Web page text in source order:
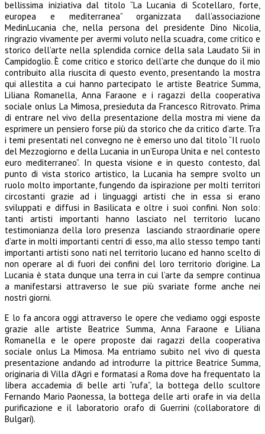
bellissima iniziativa dal titolo “La Lucania di Scotellaro, forte,
europea e mediterranea” organizzata dall’associazione
MedinLucania che, nella persona del presidente Dino Nicolia,
ringrazio vivamente per avermi voluto nella scuadra, come critico e
storico dell’arte nella splendida cornice della sala Laudato Sii in
Campidoglio. È come critico e storico dell’arte che dunque do il mio
contribuito alla riuscita di questo evento, presentando la mostra
qui allestita a cui hanno partecipato le artiste Beatrice Summa,
Liliana Romanella, Anna Faraone e i ragazzi della cooperativa
sociale onlus La Mimosa, presieduta da Francesco Ritrovato. Prima
di entrare nel vivo della presentazione della mostra mi viene da
esprimere un pensiero forse più da storico che da critico d’arte. Tra
i temi presentati nel convegno ne è emerso uno dal titolo “Il ruolo
del Mezzogiorno e della Lucania in un’Europa Unita e nel contesto
euro mediterraneo”. In questa visione e in questo contesto, dal
punto di vista storico artistico, la Lucania ha sempre svolto un
ruolo molto importante, fungendo da ispirazione per molti territori
circostanti grazie ad i linguaggi artisti che in essa si erano
sviluppati e diffusi in Basilicata e oltre i suoi confini. Non solo:
tanti artisti importanti hanno lasciato nel territorio lucano
testimonianza della loro presenza lasciando straordinarie opere
d’arte in molti importanti centri di esso, ma allo stesso tempo tanti
importanti artisti sono nati nel territorio lucano ed hanno scelto di
non operare al di fuori dei confini del loro territorio d’origine. La
Lucania è stata dunque una terra in cui l’arte da sempre continua
a manifestarsi attraverso le sue più svariate forme anche nei
nostri giorni.
E lo fa ancora oggi attraverso le opere che vediamo oggi esposte
grazie alle artiste Beatrice Summa, Anna Faraone e Liliana
Romanella e le opere proposte dai ragazzi della cooperativa
sociale onlus La Mimosa. Ma entriamo subito nel vivo di questa
presentazione andando ad introdurre la pittrice Beatrice Summa,
originaria di Villa d’Agri e formatasi a Roma dove ha frequentato la
libera accademia di belle arti “rufa”, la bottega dello scultore
Fernando Mario Paonessa, la bottega delle arti orafe in via della
purificazione e il laboratorio orafo di Guerrini (collaboratore di
Bulgari).